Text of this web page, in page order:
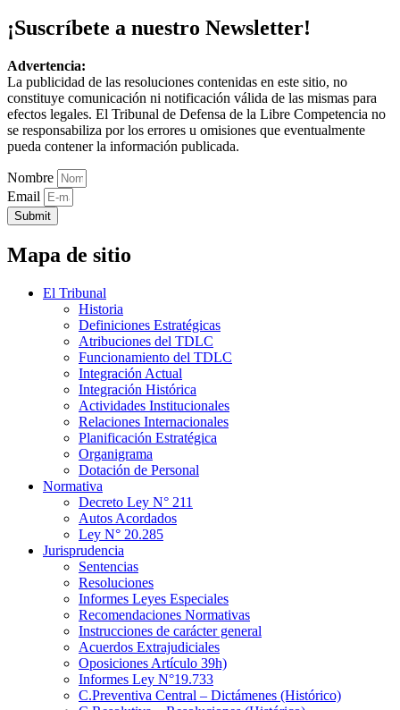
¡Suscríbete a nuestro Newsletter!
Advertencia:
La publicidad de las resoluciones contenidas en este sitio, no
constituye comunicación ni notificación válida de las mismas para
efectos legales. El Tribunal de Defensa de la Libre Competencia no
se responsabiliza por los errores u omisiones que eventualmente
pueda contener la información publicada.
Nombre
Email
Submit
Mapa de sitio
El Tribunal
Historia
Definiciones Estratégicas
Atribuciones del TDLC
Funcionamiento del TDLC
Integración Actual
Integración Histórica
Actividades Institucionales
Relaciones Internacionales
Planificación Estratégica
Organigrama
Dotación de Personal
Normativa
Decreto Ley N° 211
Autos Acordados
Ley N° 20.285
Jurisprudencia
Sentencias
Resoluciones
Informes Leyes Especiales
Recomendaciones Normativas
Instrucciones de carácter general
Acuerdos Extrajudiciales
Oposiciones Artículo 39h)
Informes Ley N°19.733
C.Preventiva Central – Dictámenes (Histórico)